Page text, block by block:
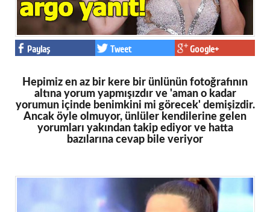
Dünya
Bilim
Sağlık
Yazarlar
Paylaş Tweet Google+
Hepimiz en az bir kere bir ünlünün fotoğrafının
altına yorum yapmışızdır ve 'aman o kadar
yorumun içinde benimkini mi görecek' demişizdir.
Ancak öyle olmuyor, ünlüler kendilerine gelen
yorumları yakından takip ediyor ve hatta
bazılarına cevap bile veriyor